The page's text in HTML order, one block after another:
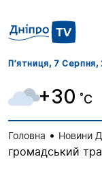
П’ятниця, 7 Серпня,
+30 ˚C
Головна • Новини
громадський